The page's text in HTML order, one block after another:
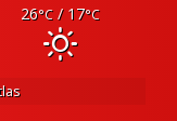
26°C/ 17°C